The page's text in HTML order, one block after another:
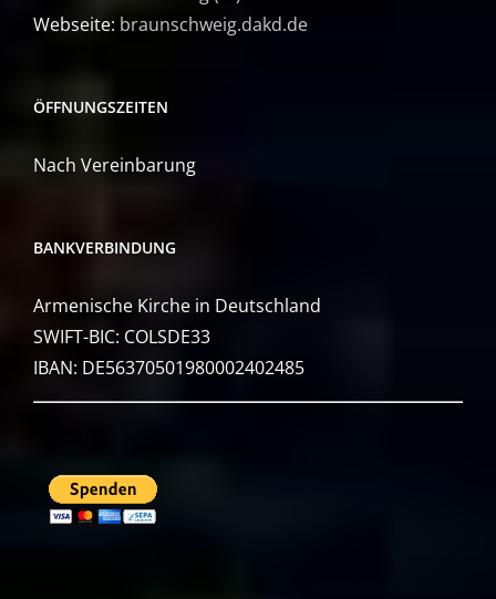
Webseite: braunschweig.dakd.de
ÖFFNUNGSZEITEN
Nach Vereinbarung
BANKVERBINDUNG
Armenische Kirche in Deutschland
SWIFT-BIC: COLSDE33
IBAN: DE56370501980002402485